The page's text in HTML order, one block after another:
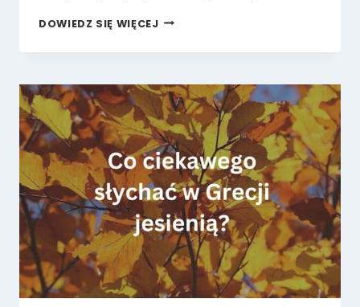
DOWIEDZ SIĘ WIĘCEJKSIĄŻKI
NAUKI
PO
POLSKU